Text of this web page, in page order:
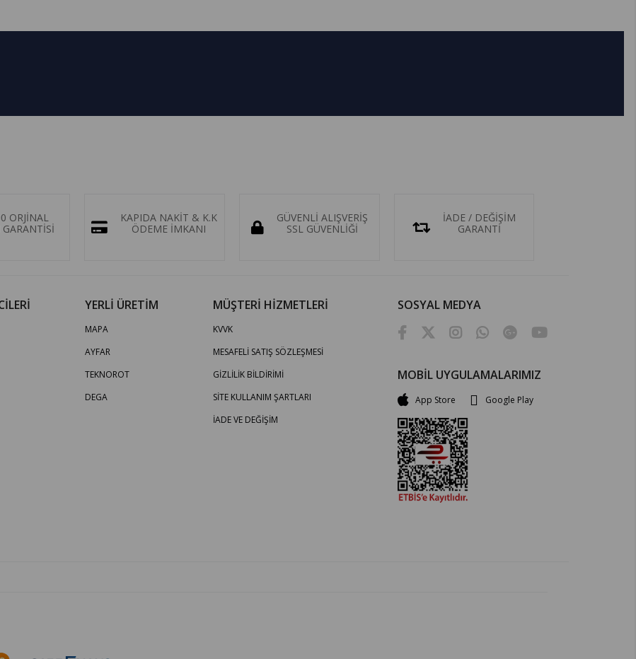
ORJİNAL
KAPIDA NAKİT & K.K
ÖDEME İMKANI
GÜVENLİ ALIŞVERİŞ
SSL GÜVENLİĞİ
İADE / DEĞİŞİM
GARANTİ
YERLİ ÜRETİM
MAPA
AYFAR
TEKNOROT
DEGA
MÜŞTERİ HİZMETLERİ
KVVK
MESAFELİ SATIŞ SÖZLEŞMESİ
GİZLİLİK BİLDİRİMİ
SİTE KULLANIM ŞARTLARI
İADE VE DEĞİŞİM
SOSYAL MEDYA
MOBİL UYGULAMALARIMIZ
App Store Google Play